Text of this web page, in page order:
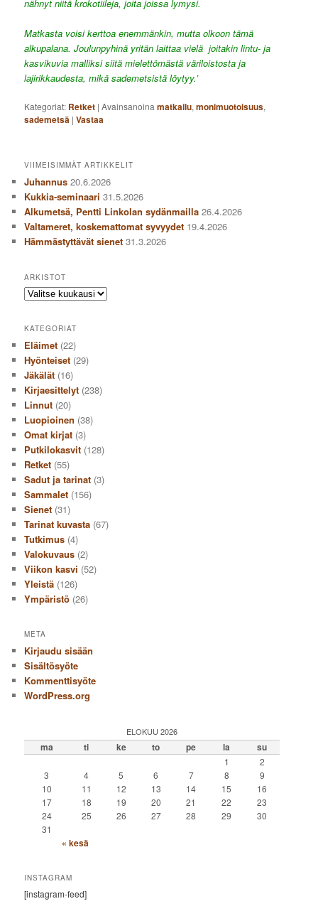
nähnyt niitä krokotiileja, joita joissa lymysi.
Matkasta voisi kerttoa enemmänkin, mutta olkoon tämä
alkupalana. Joulunpyhinä yritän laittaa vielä joitakin lintu- ja
kasvikuvia malliksi siitä mielettömästä väriloistosta ja
lajirikkaudesta, mikä sademetsistä löytyy.’
Kategoriat: Retket |Avainsanoina matkailu,monimuotoisuus,
sademetsä |Vastaa
VIIMEISIMMÄT ARTIKKELIT
Juhannus 20.6.2026
Kukkia-seminaari 31.5.2026
Alkumetsä, Pentti Linkolan sydänmailla 26.4.2026
Valtameret, koskemattomat syvyydet 19.4.2026
Hämmästyttävät sienet 31.3.2026
ARKISTOT
Arkistot
KATEGORIAT
Eläimet (22)
Hyönteiset (29)
Jäkälät (16)
Kirjaesittelyt (238)
Linnut (20)
Luopioinen (38)
Omat kirjat (3)
Putkilokasvit (128)
Retket (55)
Sadut ja tarinat (3)
Sammalet (156)
Sienet (31)
Tarinat kuvasta (67)
Tutkimus (4)
Valokuvaus (2)
Viikon kasvi (52)
Yleistä (126)
Ympäristö (26)
META
Kirjaudu sisään
Sisältösyöte
Kommenttisyöte
WordPress.org
ELOKUU 2026
ma ti ke to pe la su
1
2
3
4 5 6 7 8
9
10
11 12 13 14 15
16
17
18 19 20 21 22
23
24
25 26 27 28 29
30
31
« kesä
INSTAGRAM
[instagram-feed]